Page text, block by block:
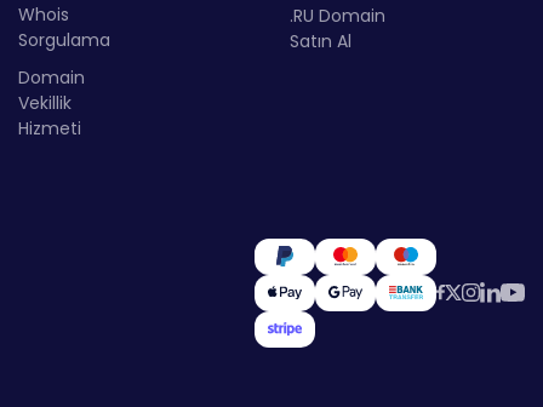
Whois
Sorgulama
Domain
Vekillik
Hizmeti
.RU Domain
Satın Al